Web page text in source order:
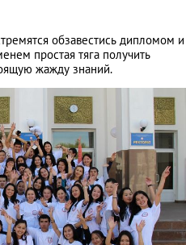
обзавестись дипломом и
простая тяга получить
жажду знаний.